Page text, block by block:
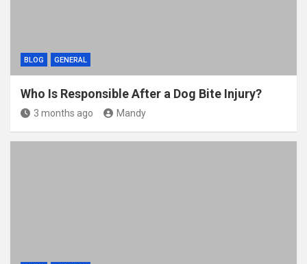
BLOG GENERAL
Who Is Responsible After a Dog Bite Injury?
3 months ago Mandy